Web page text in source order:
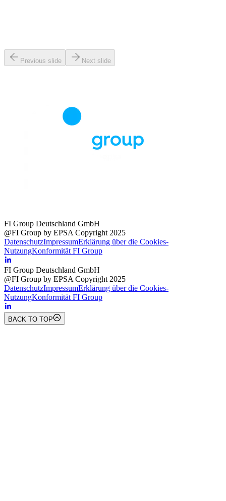
Previous slide Next slide
FI Group Deutschland GmbH
@FI Group by EPSA Copyright 2025
DatenschutzImpressumErklärung über die Cookies-
NutzungKonformität FI Group
FI Group Deutschland GmbH
@FI Group by EPSA Copyright 2025
DatenschutzImpressumErklärung über die Cookies-
NutzungKonformität FI Group
BACK TO TOP